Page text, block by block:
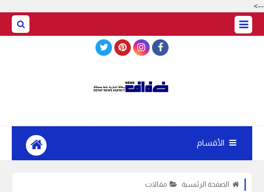
-->
الأقسام
الصفحة الرئيسية مقالات